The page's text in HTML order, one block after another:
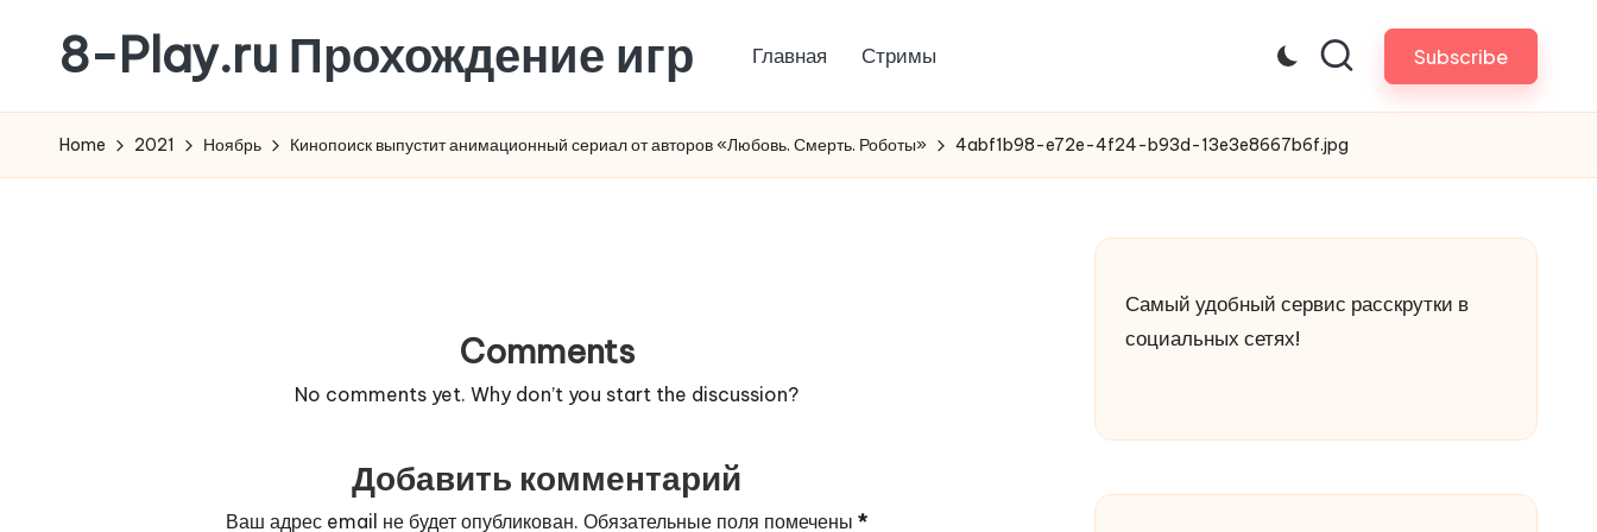
content
8-Play.ru Прохождение игр Главная Стримы Subscribe
Home 2021 Ноябрь Кинопоиск выпустит анимационный сериал от авторов «Любовь. Смерть. Роботы» 4abf1b98-e72e-4f24-b93d-13e3e8667b6f.jpg
Comments
No comments yet. Why don’t you start the discussion?
Добавить комментарий
Ваш адрес email не будет опубликован. Обязательные поля помечены*
Самый удобный сервис расскрутки в
социальных сетях!